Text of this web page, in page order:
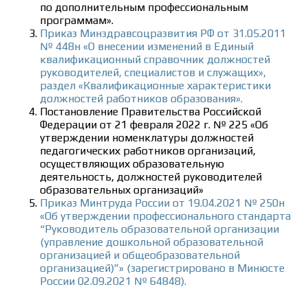
по дополнительным профессиональным
программам».
Приказ Минздравсоцразвития РФ от 31.05.2011
№ 448н «О внесении изменений в Единый
квалификационный справочник должностей
руководителей, специалистов и служащих»,
раздел «Квалификационные характеристики
должностей работников образования».
Постановление Правительства Российской
Федерации от 21 февраля 2022 г. № 225 «Об
утверждении номенклатуры должностей
педагогических работников организаций,
осуществляющих образовательную
деятельность, должностей руководителей
образовательных организаций»
Приказ Минтруда России от 19.04.2021 № 250н
«Об утверждении профессионального стандарта
“Руководитель образовательной организации
(управление дошкольной образовательной
организацией и общеобразовательной
организацией)”» (зарегистрировано в Минюсте
России 02.09.2021 № 64848).